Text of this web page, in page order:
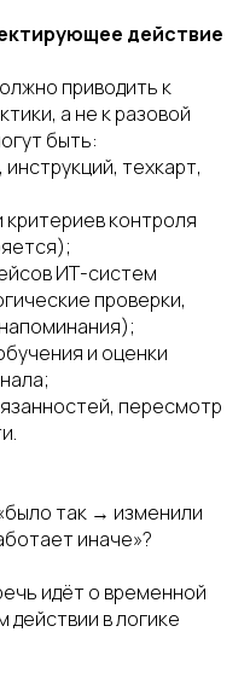
действие
приводить к
а не к разовой
быть:
техкарт,
контроля
ИТ-систем
проверки,
и оценки
пересмотр
так → изменили
иначе»?
идёт о временной
в логике